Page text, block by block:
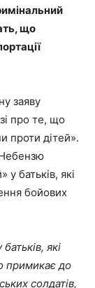
що
заяву
про те, що
проти дітей».
у батьків, які
бойових
які
примикає до
солдатів,